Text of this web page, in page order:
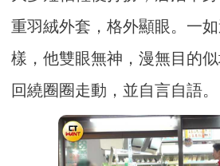
重羽絨外套，格外顯眼。一
樣，他雙眼無神，漫無目的
回繞圈圈走動，並自言自語。